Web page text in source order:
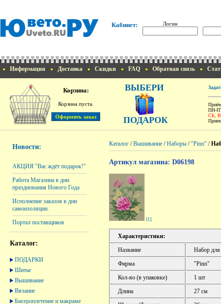
Кабинет: Логин
Информация Доставка Скидки FAQ Обратная связь
Корзина:
Корзина пуста.
ВЫБЕРИ
ПОДАРОК
ПН-
СБ,
Новости:
АКЦИЯ "Вас ждёт подарок!"
Работа Магазина в дни
празднования Нового Года
Исполнение заказов в дни
самоизоляции.
Портал поставщиков
Каталог:
ПОДАРКИ
Шитье
Вышивание
Вязание
Бисероплетение и макраме
Каталог /Вышивание /Наборы /"Pinn" /
Артикул магазина: D06198
[1]
Характеристики:
Название
Набор
Фирма
"Pinn"
Кол-во (в упаковке)
1 шт
Длина
27 см